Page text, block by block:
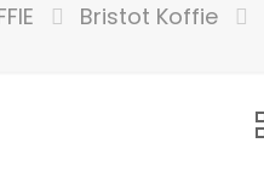
Bristot Koffie